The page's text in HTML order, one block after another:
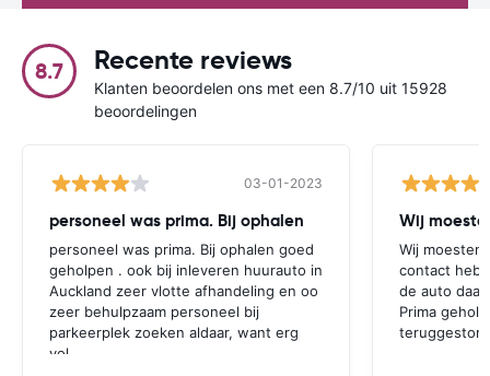
8.7 Recente reviews
Klanten beoordelen ons met een 8.7/10 uit 15928
beoordelingen
03-01-2023
personeel was prima. Bij ophalen
personeel was prima. Bij ophalen goed
geholpen . ook bij inleveren huurauto in
Auckland zeer vlotte afhandeling en oo
zeer behulpzaam personeel bij
parkeerplek zoeken aldaar, want erg
vol.
Wij
Wij moesten
contact
de auto
Prima